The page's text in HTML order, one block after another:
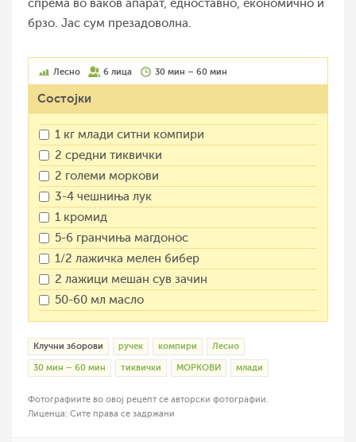
спрема во ваков апарат, едноставно, економично и
брзо. Јас сум презадоволна.
Лесно 6 лица 30 мин – 60 мин
Состојки
1 кг млади ситни компири
2 средни тиквички
2 големи моркови
3-4 чешниња лук
1 кромид
5-6 гранчиња магдонос
1/2 лажичка мелен бибер
2 лажици мешан сув зачин
50-60 мл масло
Клучни зборови ручек компири Лесно
30 мин – 60 мин тиквички МОРКОВИ млади
Фотографиите во овој рецепт се авторски фотографии.
Лиценца: Сите права се задржани